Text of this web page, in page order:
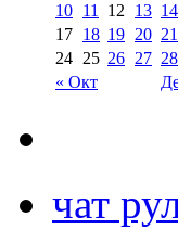
« Окт
10 11 12 13 14
17 18 19 20 21
24 25 26 27 28
чат